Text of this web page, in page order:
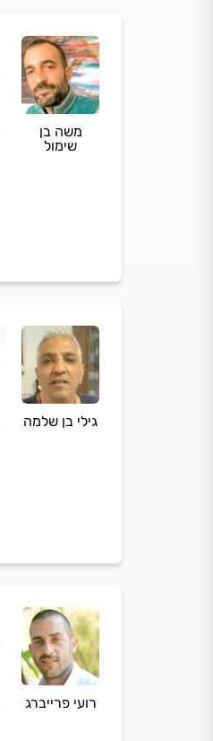
משה בן
שימול
גילי בן שלמה
רועי פרייברג